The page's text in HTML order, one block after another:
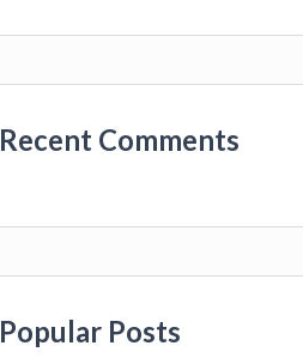
Recent Comments
Popular Posts